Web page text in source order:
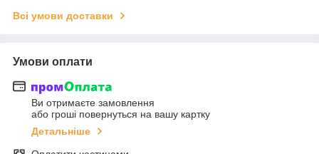
Всі умови доставки
Умови оплати
Ви отримаєте замовлення
або гроші повернуться на вашу картку
Детальніше